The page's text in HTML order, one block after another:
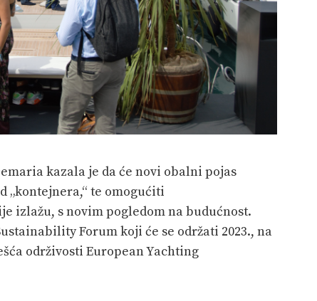
kazala je da će novi obalni pojas
„kontejnera,“ te omogućiti
izlažu, s novim pogledom na budućnost.
Forum koji će se održati 2023., na
održivosti European Yachting